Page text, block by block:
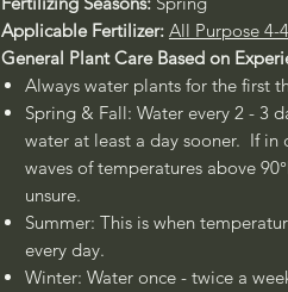
Applicable Fertilizer: All Purpose 4-
General Plant Care Based on
Always water plants for the first
Spring & Fall: Water every 2 - 3
water at least a day sooner. If in
waves of temperatures above
unsure.
Summer: This is when
every day.
Winter: Water once - twice a